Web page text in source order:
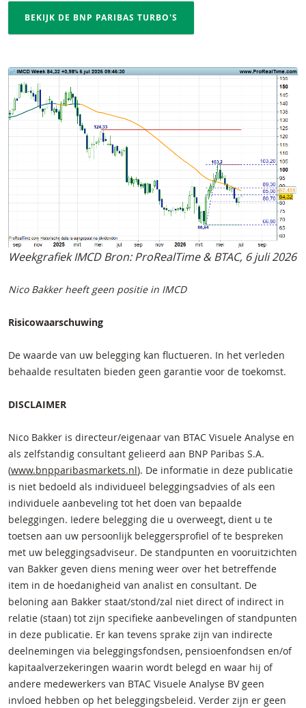
BEKIJK DE BNP PARIBAS TURBO'S
Weekgrafiek IMCD Bron: ProRealTime & BTAC, 6 juli 2026
Nico Bakker heeft geen positie in IMCD
Risicowaarschuwing
De waarde van uw belegging kan fluctueren. In het verleden
behaalde resultaten bieden geen garantie voor de toekomst.
DISCLAIMER
Nico Bakker is directeur/eigenaar van BTAC Visuele Analyse en
als zelfstandig consultant gelieerd aan BNP Paribas S.A.
(www.bnpparibasmarkets.nl). De informatie in deze publicatie
is niet bedoeld als individueel beleggingsadvies of als een
individuele aanbeveling tot het doen van bepaalde
beleggingen. Iedere belegging die u overweegt, dient u te
toetsen aan uw persoonlijk beleggersprofiel of te bespreken
met uw beleggingsadviseur. De standpunten en vooruitzichten
van Bakker geven diens mening weer over het betreffende
item in de hoedanigheid van analist en consultant. De
beloning aan Bakker staat/stond/zal niet direct of indirect in
relatie (staan) tot zijn specifieke aanbevelingen of standpunten
in deze publicatie. Er kan tevens sprake zijn van indirecte
deelnemingen via beleggingsfondsen, pensioenfondsen en/of
kapitaalverzekeringen waarin wordt belegd en waar hij of
andere medewerkers van BTAC Visuele Analyse BV geen
invloed hebben op het beleggingsbeleid. Verder zijn er geen